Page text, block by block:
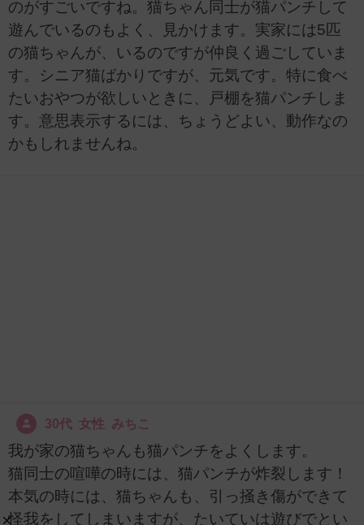
のがすごいですね。猫ちゃん同士が猫パンチして
遊んでいるのもよく、見かけます。実家には5匹
の猫ちゃんが、いるのですが仲良く過ごしていま
す。シニア猫ばかりですが、元気です。特に食べ
たいおやつが欲しいときに、戸棚を猫パンチしま
す。意思表示するには、ちょうどよい、動作なの
かもしれませんね。
30代 女性 みちこ
我が家の猫ちゃんも猫パンチをよくします。
猫同士の喧嘩の時には、猫パンチが炸裂します！
本気の時には、猫ちゃんも、引っ掻き傷ができて
怪我をしてしまいますが、たいていは遊びでとい